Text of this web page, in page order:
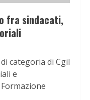
fra sindacati,
categoria di Cgil
e